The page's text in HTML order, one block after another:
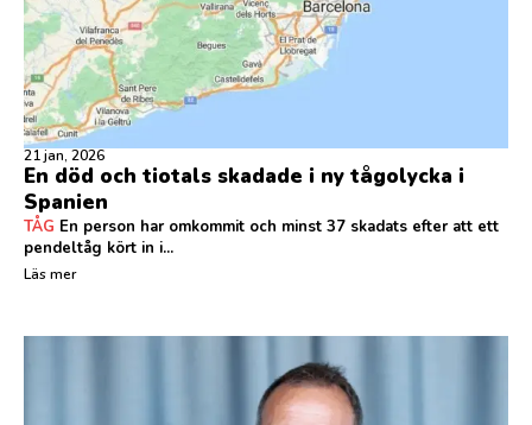
21 jan, 2026
En död och tiotals skadade i ny tågolycka i
Spanien
TÅG En person har omkommit och minst 37 skadats efter att ett
pendeltåg kört in i...
Läs mer